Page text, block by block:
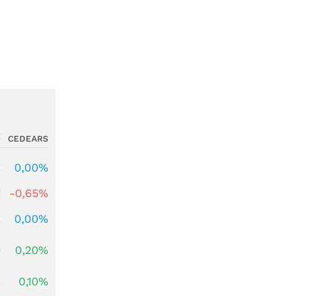
CEDEARS
0,00%
-0,65%
0,00%
0,20%
0,10%